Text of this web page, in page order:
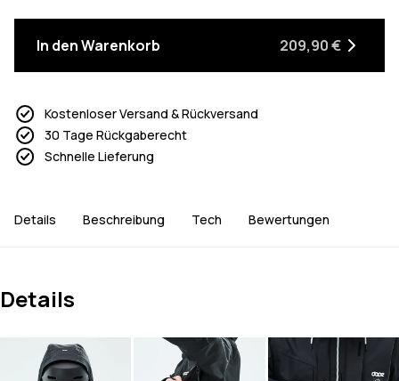
In den Warenkorb 209,90 €
Kostenloser Versand & Rückversand
30 Tage Rückgaberecht
Schnelle Lieferung
Details Beschreibung Tech Bewertungen
Details